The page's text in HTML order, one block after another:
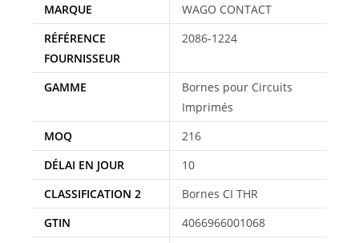
MARQUE
WAGO CONTACT
RÉFÉRENCE
FOURNISSEUR
2086-1224
GAMME
Bornes pour Circuits
Imprimés
MOQ
216
DÉLAI EN JOUR
10
CLASSIFICATION 2
Bornes CI THR
GTIN
4066966001068